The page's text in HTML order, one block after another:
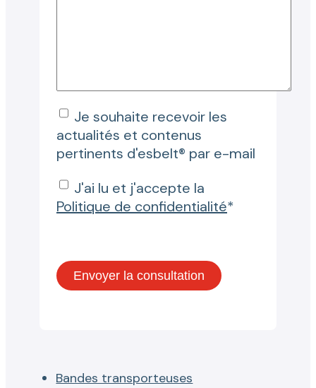
Je souhaite recevoir les
actualités et contenus
pertinents d'esbelt® par e-mail
J'ai lu et j'accepte la
Politique de confidentialité*
Bandes transporteuses